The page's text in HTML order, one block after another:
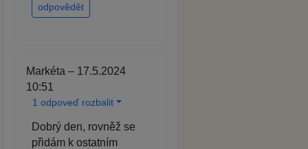
odpovědět
Markéta – 17.5.2024
10:51
1 odpoveď rozbalit
Dobrý den, rovněž se
přidám k ostatním